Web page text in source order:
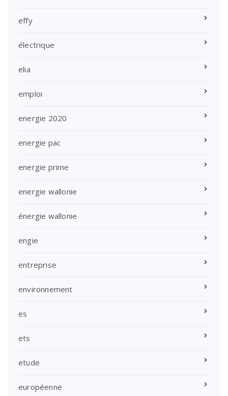
effy
électrique
elia
emploi
energie 2020
energie pac
energie prime
energie wallonie
énergie wallonie
engie
entreprise
environnement
es
ets
etude
européenne